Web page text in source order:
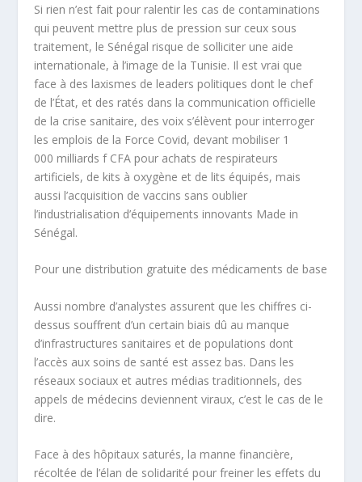
Si rien n’est fait pour ralentir les cas de contaminations
qui peuvent mettre plus de pression sur ceux sous
traitement, le Sénégal risque de solliciter une aide
internationale, à l’image de la Tunisie. Il est vrai que
face à des laxismes de leaders politiques dont le chef
de l’État, et des ratés dans la communication officielle
de la crise sanitaire, des voix s’élèvent pour interroger
les emplois de la Force Covid, devant mobiliser 1
000 milliards f CFA pour achats de respirateurs
artificiels, de kits à oxygène et de lits équipés, mais
aussi l’acquisition de vaccins sans oublier
l’industrialisation d’équipements innovants Made in
Sénégal.
Pour une distribution gratuite des médicaments de base
Aussi nombre d’analystes assurent que les chiffres ci-
dessus souffrent d’un certain biais dû au manque
d’infrastructures sanitaires et de populations dont
l’accès aux soins de santé est assez bas. Dans les
réseaux sociaux et autres médias traditionnels, des
appels de médecins deviennent viraux, c’est le cas de le
dire.
Face à des hôpitaux saturés, la manne financière,
récoltée de l’élan de solidarité pour freiner les effets du